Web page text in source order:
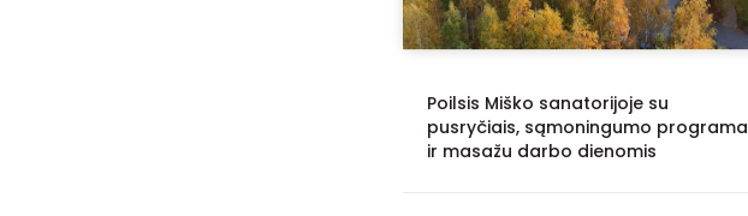
Poilsis Miško sanatorijoje su
pusryčiais, sąmoningumo programa
ir masažu darbo dienomis